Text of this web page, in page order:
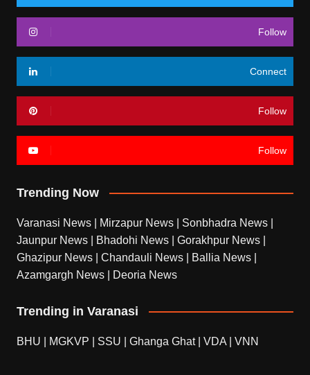
Follow
Connect
Follow
Follow
Trending Now
Varanasi News Mirzapur News Sonbhadra News
Jaunpur News
Bhadohi News Gorakhpur News
Ghazipur News
Chandauli News Ballia News
Azamgargh News
Deoria News
Trending in Varanasi
BHU MGKVP SSU Ghanga Ghat| VDA VNN